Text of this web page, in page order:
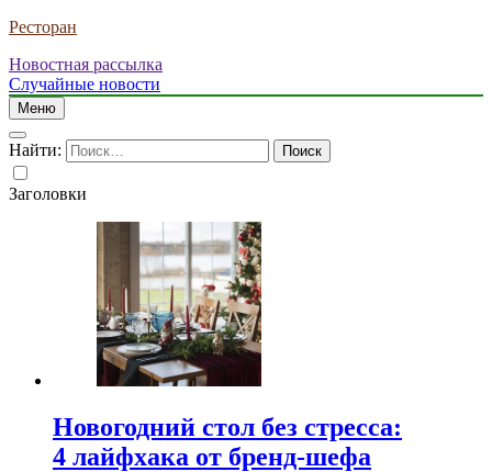
Ресторан
Новостная рассылка
Случайные новости
Меню
Найти:
Заголовки
Новогодний стол без стресса:
4 лайфхака от бренд-шефа